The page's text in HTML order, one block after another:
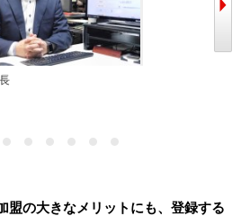
盟の大きなメリットにも、登録する